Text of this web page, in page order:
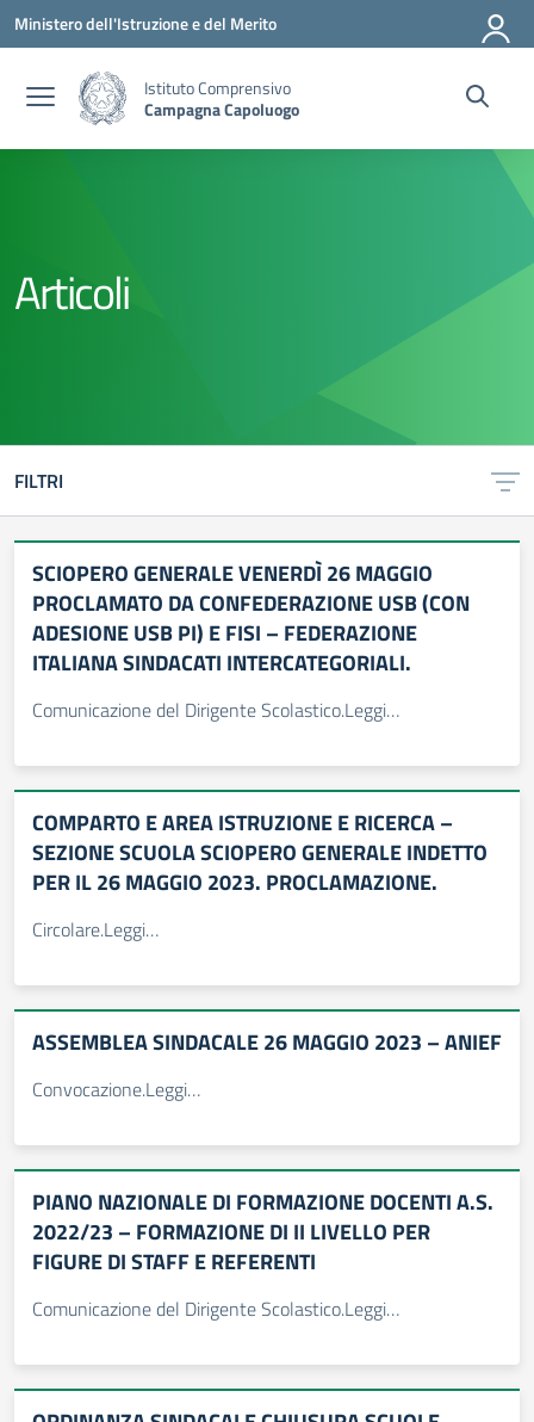
Vai ai contenuti
Vai al menu di navigazione
Vai al footer
Ministero dell'Istruzione e del Merito
Istituto Comprensivo
Campagna Capoluogo
Articoli
FILTRI
SCIOPERO GENERALE VENERDÌ 26 MAGGIO
PROCLAMATO DA CONFEDERAZIONE USB (CON
ADESIONE USB PI) E FISI – FEDERAZIONE
ITALIANA SINDACATI INTERCATEGORIALI.
Comunicazione del Dirigente Scolastico.Leggi…
COMPARTO E AREA ISTRUZIONE E RICERCA –
SEZIONE SCUOLA SCIOPERO GENERALE INDETTO
PER IL 26 MAGGIO 2023. PROCLAMAZIONE.
Circolare.Leggi…
ASSEMBLEA SINDACALE 26 MAGGIO 2023 – ANIEF
Convocazione.Leggi…
PIANO NAZIONALE DI FORMAZIONE DOCENTI A.S.
2022/23 – FORMAZIONE DI II LIVELLO PER
FIGURE DI STAFF E REFERENTI
Comunicazione del Dirigente Scolastico.Leggi…